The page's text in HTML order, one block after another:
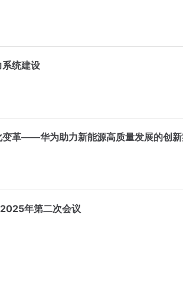
统建设
变革——华为助力新能源高质量发展的创
年第二次会议